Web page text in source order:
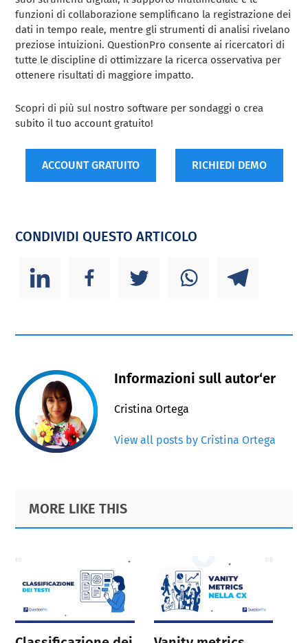
funzioni di collaborazione semplificano la registrazione dei
dati in tempo reale, mentre gli strumenti di analisi rivelano
preziose intuizioni. QuestionPro consente ai ricercatori di
tutte le discipline di ottimizzare la ricerca osservativa per
ottenere risultati di maggiore impatto.
Scopri di più sul nostro software per sondaggi o crea
subito il tuo account gratuito!
ACCOUNT GRATUITO RICHIEDI DEMO
CONDIVIDI QUESTO ARTICOLO
Informazioni sull autor‘er
Cristina Ortega
View all posts by Cristina Ortega
Primary
Sidebar
Footer
MORE LIKE THIS